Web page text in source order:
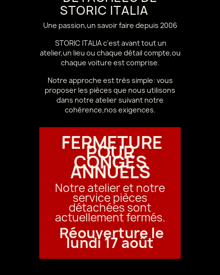
STORIC ITALIA
Une passion,un savoir faire depuis 2006
STORIC ITALIA c'est avant tout un
atelier,un lieu ou chaque détail compte,ou
chaque voiture est comprise.
Notre approche est très simple: vous
proposer les pièces que nous utilisons
dans notre atelier suivant notre
cohérence,nos exigences.
FERMETURE
POUR
CONGÉS
ANNUELS
Notre atelier et notre
service pièces
détachées sont
actuellement fermés.
Réouverture le
lundi 17 août